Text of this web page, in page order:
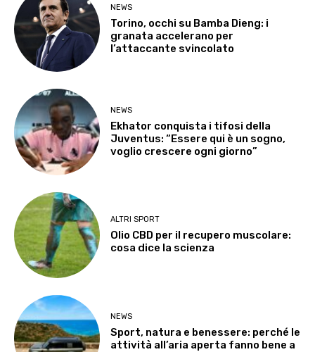
NEWS
Torino, occhi su Bamba Dieng: i
granata accelerano per
l’attaccante svincolato
NEWS
Ekhator conquista i tifosi della
Juventus: “Essere qui è un sogno,
voglio crescere ogni giorno”
ALTRI SPORT
Olio CBD per il recupero muscolare:
cosa dice la scienza
NEWS
Sport, natura e benessere: perché le
attività all’aria aperta fanno bene a